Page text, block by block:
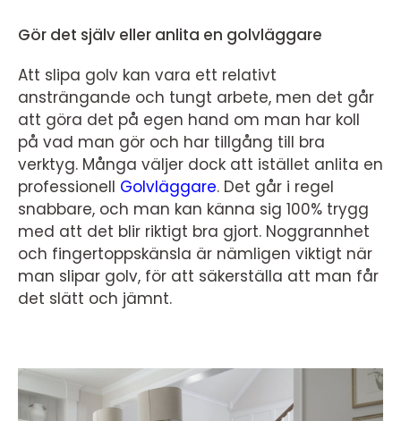
Gör det själv eller anlita en golvläggare
Att slipa golv kan vara ett relativt
ansträngande och tungt arbete, men det går
att göra det på egen hand om man har koll
på vad man gör och har tillgång till bra
verktyg. Många väljer dock att istället anlita en
professionell Golvläggare. Det går i regel
snabbare, och man kan känna sig 100% trygg
med att det blir riktigt bra gjort. Noggrannhet
och fingertoppskänsla är nämligen viktigt när
man slipar golv, för att säkerställa att man får
det slätt och jämnt.